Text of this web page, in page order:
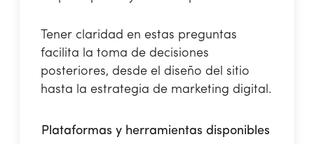
Tener claridad en estas preguntas
facilita la toma de decisiones
posteriores, desde el diseño del sitio
hasta la estrategia de marketing digital.
Plataformas y herramientas disponibles